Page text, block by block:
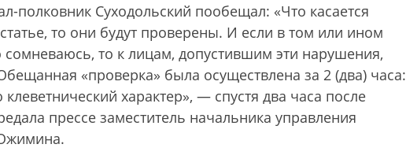
полковник Суходольский пообещал: «Что касается
то они будут проверены. И если в том или ином
сомневаюсь, то к лицам, допустившим эти нарушения,
«проверка» была осуществлена за 2 (два) часа:
характер», — спустя два часа после
прессе заместитель начальника управления